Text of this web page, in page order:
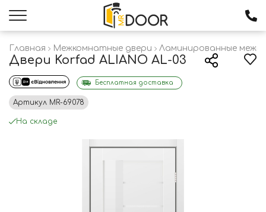
Главная Межкомнатные двери Ламинированные
Двери Korfad ALIANO AL-03
Бесплатная доставка
Артикул MR-69078
На складе